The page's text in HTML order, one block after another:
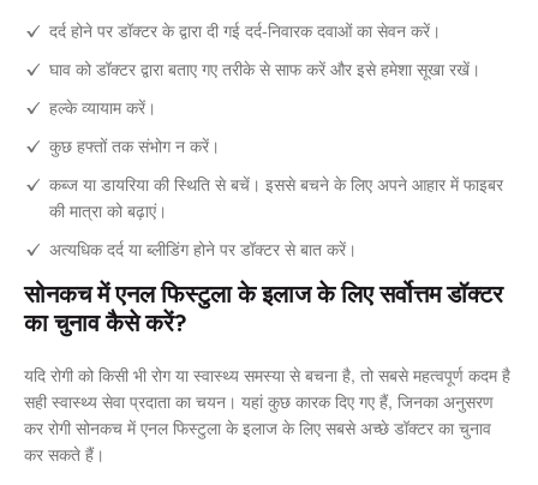
दर्द होने पर डॉक्टर के द्वारा दी गई दर्द-निवारक दवाओं का सेवन करें।
घाव को डॉक्टर द्वारा बताए गए तरीके से साफ करें और इसे हमेशा सूखा रखें।
हल्के व्यायाम करें।
कुछ हफ्तों तक संभोग न करें।
कब्ज या डायरिया की स्थिति से बचें। इससे बचने के लिए अपने आहार में फाइबर
की मात्रा को बढ़ाएं।
अत्यधिक दर्द या ब्लीडिंग होने पर डॉक्टर से बात करें।
सोनकच में एनल फिस्टुला के इलाज के लिए सर्वोत्तम डॉक्टर
का चुनाव कैसे करें?
यदि रोगी को किसी भी रोग या स्वास्थ्य समस्या से बचना है, तो सबसे महत्वपूर्ण कदम है
सही स्वास्थ्य सेवा प्रदाता का चयन। यहां कुछ कारक दिए गए हैं, जिनका अनुसरण
कर रोगी सोनकच में एनल फिस्टुला के इलाज के लिए सबसे अच्छे डॉक्टर का चुनाव
कर सकते हैं।